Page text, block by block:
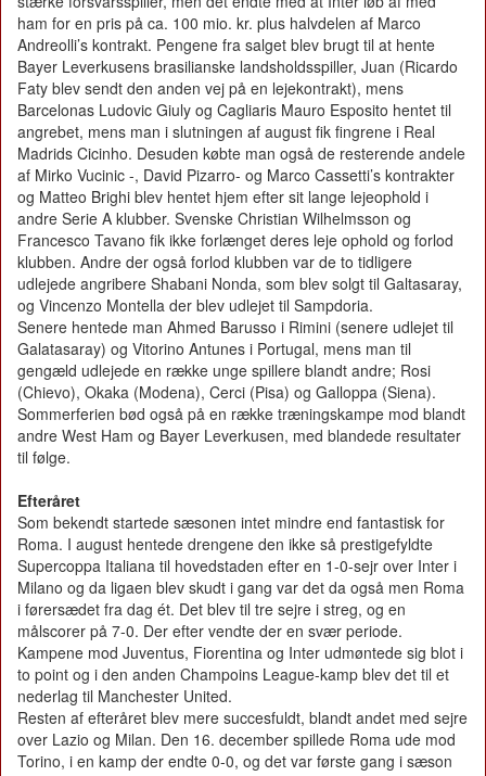
ham for en pris på ca. 100 mio. kr. plus halvdelen af Marco
Andreolli’s kontrakt. Pengene fra salget blev brugt til at hente
Bayer Leverkusens brasilianske landsholdsspiller, Juan (Ricardo
Faty blev sendt den anden vej på en lejekontrakt), mens
Barcelonas Ludovic Giuly og Cagliaris Mauro Esposito hentet til
angrebet, mens man i slutningen af august fik fingrene i Real
Madrids Cicinho. Desuden købte man også de resterende andele
af Mirko Vucinic -, David Pizarro- og Marco Cassetti’s kontrakter
og Matteo Brighi blev hentet hjem efter sit lange lejeophold i
andre Serie A klubber. Svenske Christian Wilhelmsson og
Francesco Tavano fik ikke forlænget deres leje ophold og forlod
klubben. Andre der også forlod klubben var de to tidligere
udlejede angribere Shabani Nonda, som blev solgt til Galtasaray,
og Vincenzo Montella der blev udlejet til Sampdoria.
Senere hentede man Ahmed Barusso i Rimini (senere udlejet til
Galatasaray) og Vitorino Antunes i Portugal, mens man til
gengæld udlejede en række unge spillere blandt andre; Rosi
(Chievo), Okaka (Modena), Cerci (Pisa) og Galloppa (Siena).
Sommerferien bød også på en række træningskampe mod blandt
andre West Ham og Bayer Leverkusen, med blandede resultater
til følge.
Efteråret
Som bekendt startede sæsonen intet mindre end fantastisk for
Roma. I august hentede drengene den ikke så prestigefyldte
Supercoppa Italiana til hovedstaden efter en 1-0-sejr over Inter i
Milano og da ligaen blev skudt i gang var det da også men Roma
i førersædet fra dag ét. Det blev til tre sejre i streg, og en
målscorer på 7-0. Der efter vendte der en svær periode.
Kampene mod Juventus, Fiorentina og Inter udmøntede sig blot i
to point og i den anden Champoins League-kamp blev det til et
nederlag til Manchester United.
Resten af efteråret blev mere succesfuldt, blandt andet med sejre
over Lazio og Milan. Den 16. december spillede Roma ude mod
Torino, i en kamp der endte 0-0, og det var første gang i sæson